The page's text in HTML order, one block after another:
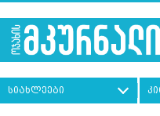
სიახლეები